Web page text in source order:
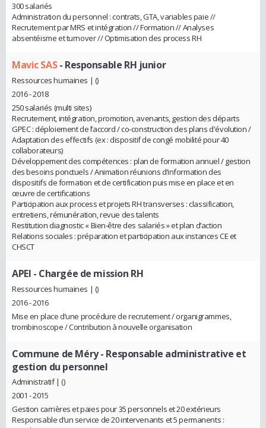
300 salariés
Administration du personnel : contrats, GTA, variables paie //
Recrutement par MRS et intégration // Formation // Analyses
absentéisme et turnover // Optimisation des process RH
Mavic SAS- Responsable RH junior
Ressources humaines | ()
2016 - 2018
250 salariés (multi sites)
Recrutement, intégration, promotion, avenants, gestion des départs
GPEC : déploiement de l’accord / co-construction des plans d'évolution /
Adaptation des effectifs (ex : dispositif de congé mobilité pour 40
collaborateurs)
Développement des compétences : plan de formation annuel / gestion
des besoins ponctuels / Animation réunions d’information des
dispositifs de formation et de certification puis mise en place et en
œuvre de certifications
Participation aux process et projets RH transverses : classification,
entretiens, rémunération, revue des talents
Restitution diagnostic « Bien-être des salariés » et plan d’action
Relations sociales : préparation et participation aux instances CE et
CHSCT
APEI - Chargée de mission RH
Ressources humaines | ()
2016 - 2016
Mise en place d’une procédure de recrutement / organigrammes,
trombinoscope / Contribution à nouvelle organisation
Commune de Méry- Responsable administrative et
gestion du personnel
Administratif | ()
2001 - 2015
Gestion carrières et paies pour 35 personnels et 20 extérieurs
Responsable d’un service de 20 intervenants et 5 permanents :